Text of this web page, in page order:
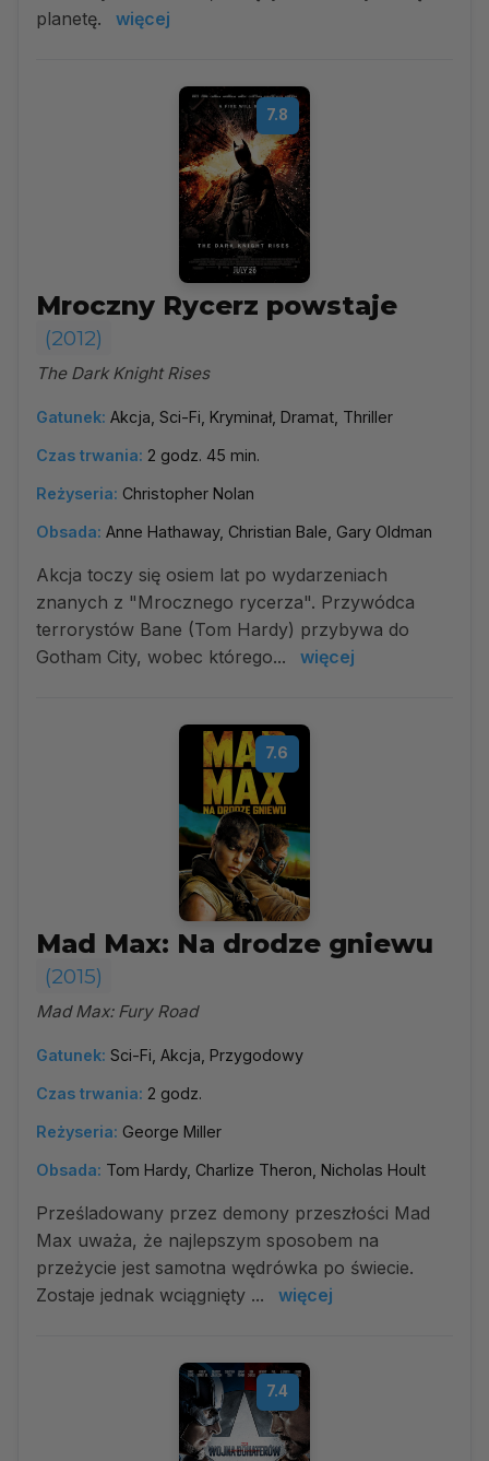
planetę.
więcej
7.8
Mroczny Rycerz powstaje
(2012)
The Dark Knight Rises
Gatunek: Akcja, Sci-Fi, Kryminał, Dramat, Thriller
Czas trwania: 2 godz. 45 min.
Reżyseria: Christopher Nolan
Obsada: Anne Hathaway, Christian Bale, Gary Oldman
Akcja toczy się osiem lat po wydarzeniach
znanych z "Mrocznego rycerza". Przywódca
terrorystów Bane (Tom Hardy) przybywa do
Gotham City, wobec którego...
więcej
7.6
Mad Max: Na drodze gniewu
(2015)
Mad Max: Fury Road
Gatunek: Sci-Fi, Akcja, Przygodowy
Czas trwania: 2 godz.
Reżyseria: George Miller
Obsada: Tom Hardy, Charlize Theron, Nicholas Hoult
Prześladowany przez demony przeszłości Mad
Max uważa, że najlepszym sposobem na
przeżycie jest samotna wędrówka po świecie.
Zostaje jednak wciągnięty ...
więcej
7.4